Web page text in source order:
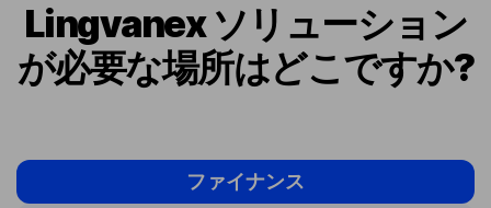
Lingvanex ソリューション
が必要な場所はどこですか?
ファイナンス